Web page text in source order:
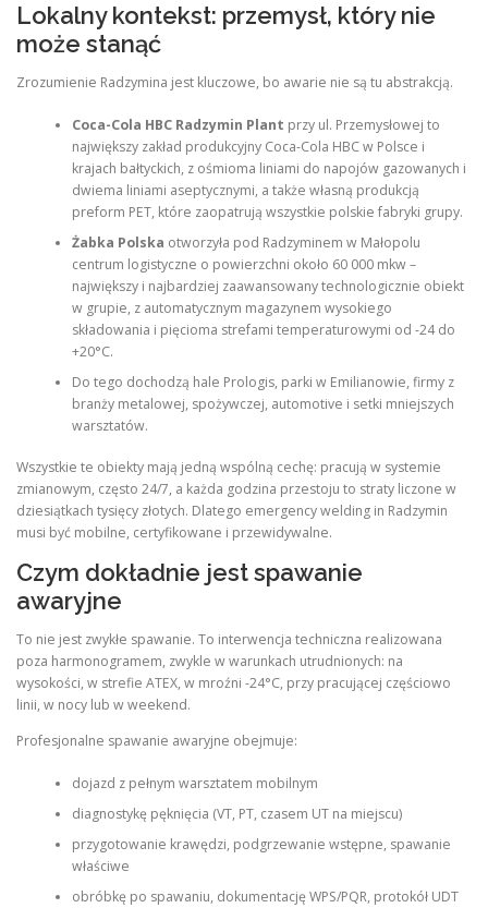
Lokalny kontekst: przemysł, który nie
może stanąć
Zrozumienie Radzymina jest kluczowe, bo awarie nie są tu abstrakcją.
Coca-Cola HBC Radzymin Plant przy ul. Przemysłowej to
największy zakład produkcyjny Coca-Cola HBC w Polsce i
krajach bałtyckich, z ośmioma liniami do napojów gazowanych i
dwiema liniami aseptycznymi, a także własną produkcją
preform PET, które zaopatrują wszystkie polskie fabryki grupy.
Żabka Polska otworzyła pod Radzyminem w Małopolu
centrum logistyczne o powierzchni około 60 000 mkw –
największy i najbardziej zaawansowany technologicznie obiekt
w grupie, z automatycznym magazynem wysokiego
składowania i pięcioma strefami temperaturowymi od -24 do
+20°C.
Do tego dochodzą hale Prologis, parki w Emilianowie, firmy z
branży metalowej, spożywczej, automotive i setki mniejszych
warsztatów.
Wszystkie te obiekty mają jedną wspólną cechę: pracują w systemie
zmianowym, często 24/7, a każda godzina przestoju to straty liczone w
dziesiątkach tysięcy złotych. Dlatego emergency welding in Radzymin
musi być mobilne, certyfikowane i przewidywalne.
Czym dokładnie jest spawanie
awaryjne
To nie jest zwykłe spawanie. To interwencja techniczna realizowana
poza harmonogramem, zwykle w warunkach utrudnionych: na
wysokości, w strefie ATEX, w mroźni -24°C, przy pracującej częściowo
linii, w nocy lub w weekend.
Profesjonalne spawanie awaryjne obejmuje:
dojazd z pełnym warsztatem mobilnym
diagnostykę pęknięcia (VT, PT, czasem UT na miejscu)
przygotowanie krawędzi, podgrzewanie wstępne, spawanie
właściwe
obróbkę po spawaniu, dokumentację WPS/PQR, protokół UDT